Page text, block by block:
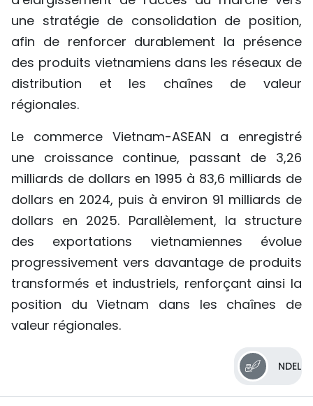
une stratégie de consolidation de position,
afin de renforcer durablement la présence
des produits vietnamiens dans les réseaux de
distribution et les chaînes de valeur
régionales.
Le commerce Vietnam-ASEAN a enregistré
une croissance continue, passant de 3,26
milliards de dollars en 1995 à 83,6 milliards de
dollars en 2024, puis à environ 91 milliards de
dollars en 2025. Parallèlement, la structure
des exportations vietnamiennes évolue
progressivement vers davantage de produits
transformés et industriels, renforçant ainsi la
position du Vietnam dans les chaînes de
valeur régionales.
NDEL